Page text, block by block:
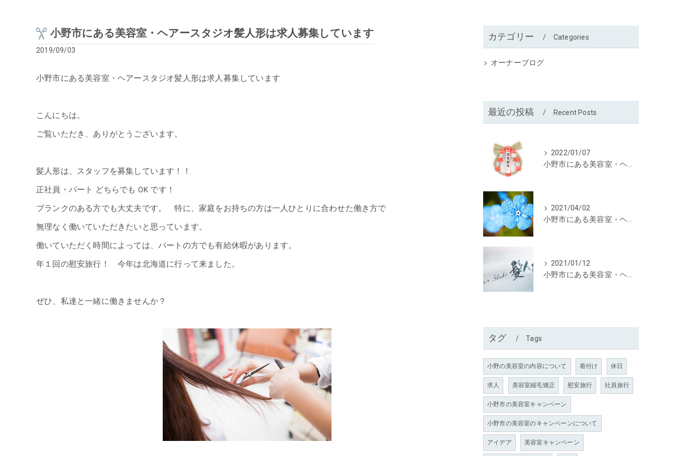
小野市にある美容室・ヘアースタジオ髪人形は求人募集しています
2019/09/03
小野市にある美容室・ヘアースタジオ髪人形は求人募集しています
こんにちは。
ご覧いただき、ありがとうございます。
髪人形は、スタッフを募集しています！！
正社員・パート どちらでも OK です！
ブランクのある方でも大丈夫です。 特に、家庭をお持ちの方は一人ひとりに合わせた働き方で
無理なく働いていただきたいと思っています。
働いていただく時間によっては、パートの方でも有給休暇があります。
年１回の慰安旅行！ 今年は北海道に行って来ました。
ぜひ、私達と一緒に働きませんか？
カテゴリー Categories
オーナーブログ
最近の投稿 Recent Posts
2022/01/07
小野市にある美容室・ヘアースタジオ髪人形から挨拶
2021/04/02
小野市にある美容室・ヘアースタジオ髪人形から4月の定休日のお知らせ
2021/01/12
小野市にある美容室・ヘアースタジオ髪人形からお知らせ
タグ Tags
小野の美容室の内容について 着付け 休日
求人 美容室縮毛矯正 慰安旅行 社員旅行
小野市の美容室キャンペーン
小野市の美容室のキャンペーンについて
アイデア 美容室キャンペーン